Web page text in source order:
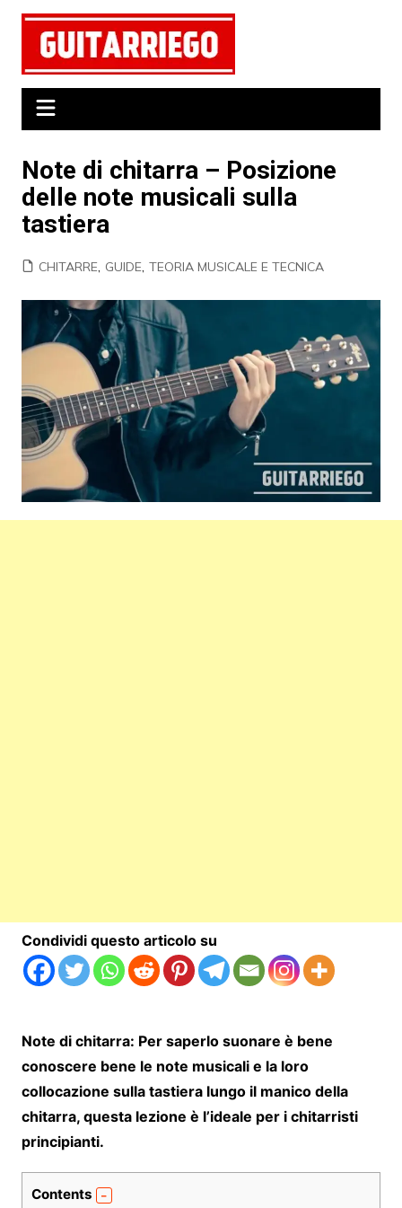
Salta
contenuto
Note di chitarra – Posizione
delle note musicali sulla
tastiera
CHITARRE, GUIDE, TEORIA MUSICALE E TECNICA
Condividi questo articolo su
Note di chitarra: Per saperlo suonare è bene
conoscere bene le note musicali e la loro
collocazione sulla tastiera lungo il manico della
chitarra, questa lezione è l’ideale per i chitarristi
principianti.
Contents